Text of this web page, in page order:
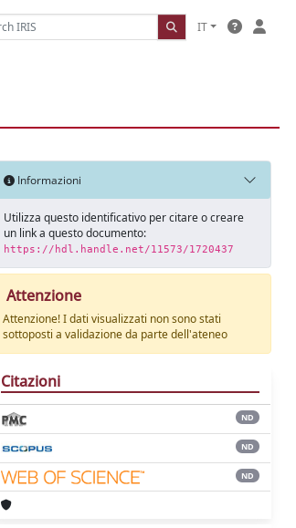
IT
Informazioni
Utilizza questo identificativo per citare o creare
un link a questo documento:
https://hdl.handle.net/11573/1720437
Attenzione
Attenzione! I dati visualizzati non sono stati
sottoposti a validazione da parte dell'ateneo
Citazioni
ND
ND
ND